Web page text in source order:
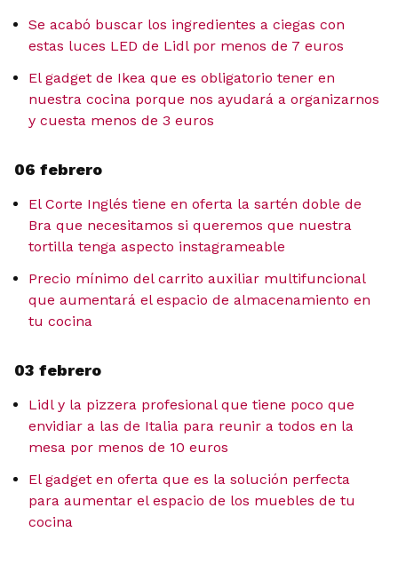
Se acabó buscar los ingredientes a ciegas con
estas luces LED de Lidl por menos de 7 euros
El gadget de Ikea que es obligatorio tener en
nuestra cocina porque nos ayudará a organizarnos
y cuesta menos de 3 euros
06 febrero
El Corte Inglés tiene en oferta la sartén doble de
Bra que necesitamos si queremos que nuestra
tortilla tenga aspecto instagrameable
Precio mínimo del carrito auxiliar multifuncional
que aumentará el espacio de almacenamiento en
tu cocina
03 febrero
Lidl y la pizzera profesional que tiene poco que
envidiar a las de Italia para reunir a todos en la
mesa por menos de 10 euros
El gadget en oferta que es la solución perfecta
para aumentar el espacio de los muebles de tu
cocina